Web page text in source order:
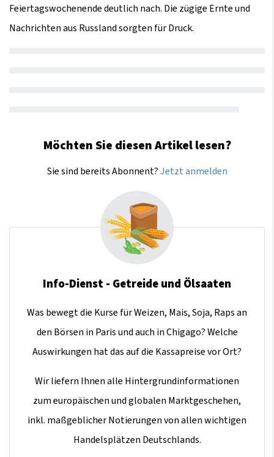
Feiertagswochenende deutlich nach. Die zügige Ernte und
Nachrichten aus Russland sorgten für Druck.
Möchten Sie diesen Artikel lesen?
Sie sind bereits Abonnent?Jetzt anmelden
Info-Dienst - Getreide und Ölsaaten
Was bewegt die Kurse für Weizen, Mais, Soja, Raps an
den Börsen in Paris und auch in Chigago? Welche
Auswirkungen hat das auf die Kassapreise vor Ort?
Wir liefern Ihnen alle Hintergrundinformationen
zum europäischen und globalen Marktgeschehen,
inkl. maßgeblicher Notierungen von allen wichtigen
Handelsplätzen Deutschlands.